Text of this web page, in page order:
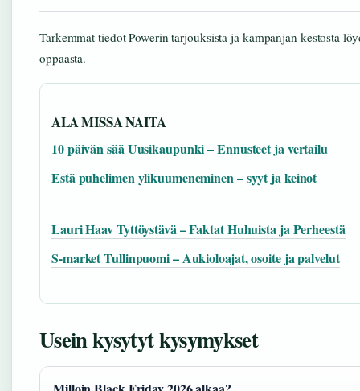
Tarkemmat tiedot Powerin tarjouksista ja kampanjan kestosta
oppaasta.
ALA MISSA NAITA
10 päivän sää Uusikaupunki – Ennusteet ja vertailu
Estä puhelimen ylikuumeneminen – syyt ja keinot
Lauri Haav Tyttöystävä – Faktat Huhuista ja Perheestä
S-market Tullinpuomi – Aukioloajat, osoite ja palvelut
Usein kysytyt kysymykset